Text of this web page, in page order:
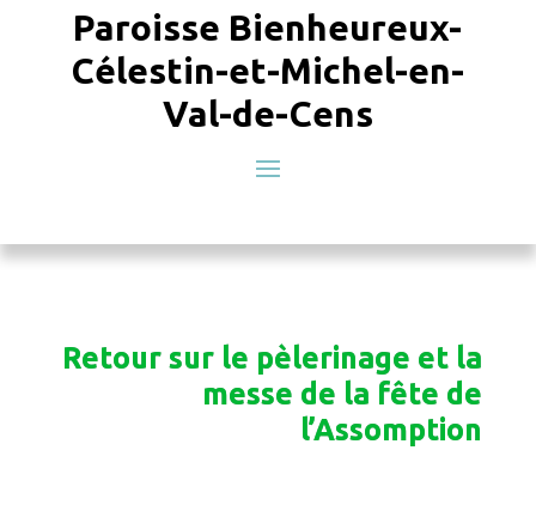
Paroisse Bienheureux-
Célestin-et-Michel-en-
Val-de-Cens
Retour sur le pèlerinage et la
messe de la fête de
l’Assomption